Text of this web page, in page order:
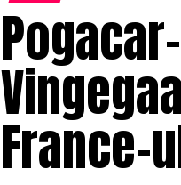
France-